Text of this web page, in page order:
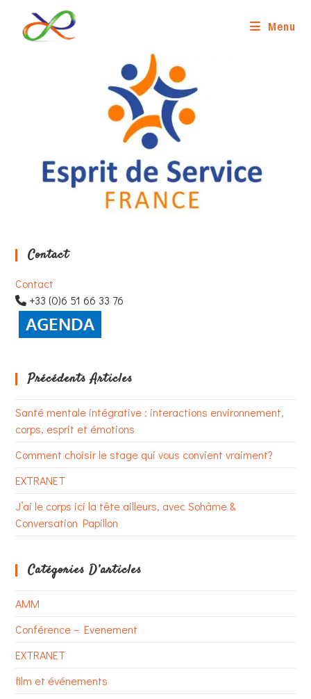
content
Menu
Contact
Contact
+33 (0)6 51 66 33 76
Précédents Articles
Santé mentale intégrative : interactions environnement,
corps, esprit et émotions
Comment choisir le stage qui vous convient vraiment?
EXTRANET
J’ai le corps ici la tête ailleurs, avec Sohâme &
Conversation Papillon
Catégories D’articles
AMM
Conférence – Evenement
EXTRANET
film et événements